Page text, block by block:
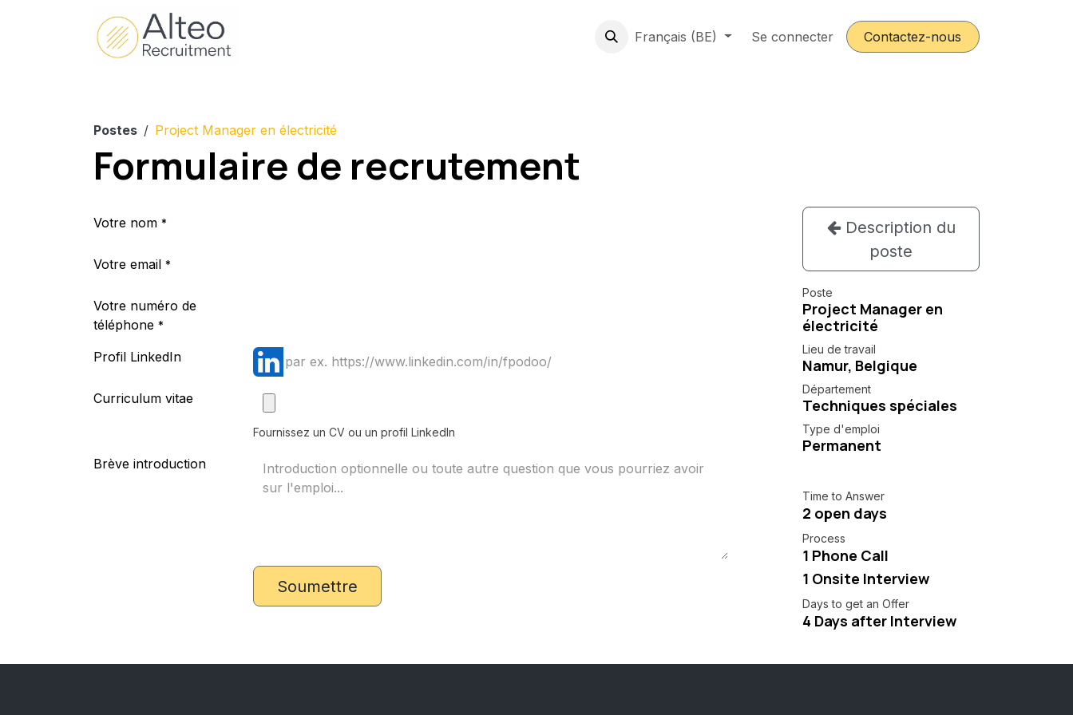
News & Conseils Cours Postes
Français (BE) Se connecter Contactez-nous
Postes Project Manager en électricité
Formulaire de recrutement
Votre nom *
Votre email *
Votre numéro de
téléphone *
Profil LinkedIn
Curriculum vitae
Fournissez un CV ou un profil LinkedIn
Brève introduction
Soumettre
Description du
poste
Poste
Project Manager en
électricité
Lieu de travail
Namur, Belgique
Département
Techniques spéciales
Type d'emploi
Permanent
Time to Answer
2 open days
Process
1 Phone Call
1 Onsite Interview
Days to get an Offer
4 Days after Interview